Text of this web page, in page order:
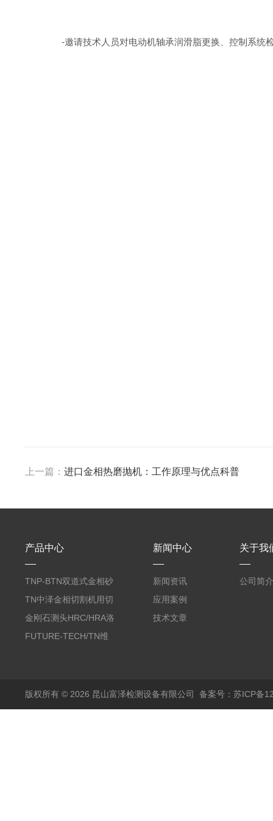
-邀请技术人员对电动机轴承润滑脂更换、控制系统
上一篇： 进口金相热磨抛机：工作原理与优点科普
产品中心
TNP-BTN双道式金相砂
带机/金相研磨机
TN中泽金相切割机用切
削油/金相冷却液
金刚石测头HRC/HRA洛
氏硬度计专用
FUTURE-TECH/TN维
新闻中心
新闻资讯
应用案例
技术文章
关于我
公司简介
版权所有 © 2026 昆山富泽检测设备有限公司 备案号：苏ICP备